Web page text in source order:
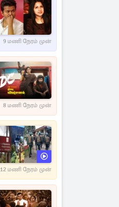
9 மணி நேரம் முன்
8 மணி நேரம் முன்
12 மணி நேரம் முன்